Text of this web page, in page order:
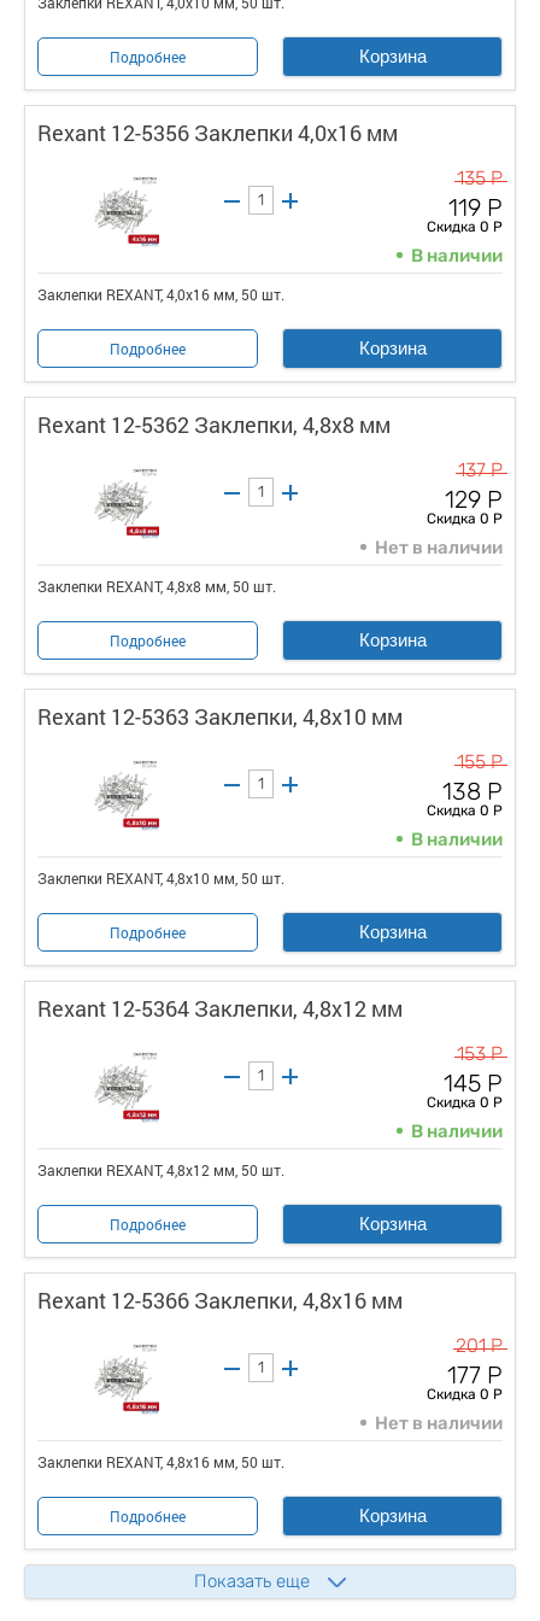
Подробнее Корзина
Rexant 12-5356 Заклепки 4,0x16 мм
135 Р
119 Р
Скидка 0 Р
В наличии
Заклепки REXANT, 4,0x16 мм, 50 шт.
Подробнее Корзина
Rexant 12-5362 Заклепки, 4,8x8 мм
137 Р
129 Р
Скидка 0 Р
Нет в наличии
Заклепки REXANT, 4,8x8 мм, 50 шт.
Подробнее Корзина
Rexant 12-5363 Заклепки, 4,8x10 мм
155 Р
138 Р
Скидка 0 Р
В наличии
Заклепки REXANT, 4,8x10 мм, 50 шт.
Подробнее Корзина
Rexant 12-5364 Заклепки, 4,8x12 мм
153 Р
145 Р
Скидка 0 Р
В наличии
Заклепки REXANT, 4,8x12 мм, 50 шт.
Подробнее Корзина
Rexant 12-5366 Заклепки, 4,8x16 мм
201 Р
177 Р
Скидка 0 Р
Нет в наличии
Заклепки REXANT, 4,8x16 мм, 50 шт.
Подробнее Корзина
Показать еще